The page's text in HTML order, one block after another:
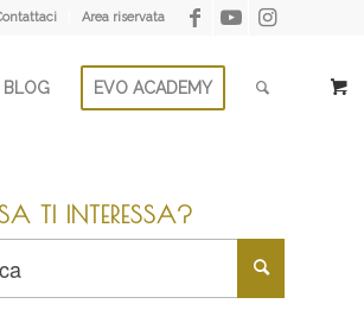
Area riservata
BLOG EVO ACADEMY
TI INTERESSA?